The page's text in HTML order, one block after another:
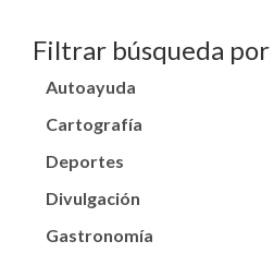
Filtrar búsqueda
Autoayuda
Cartografía
Deportes
Divulgación
Gastronomía